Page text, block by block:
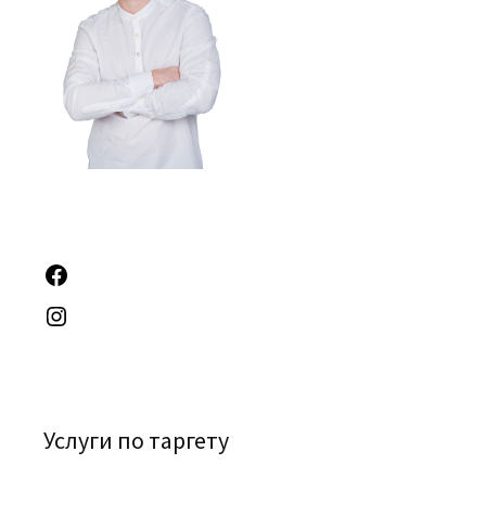
Услуги по таргету